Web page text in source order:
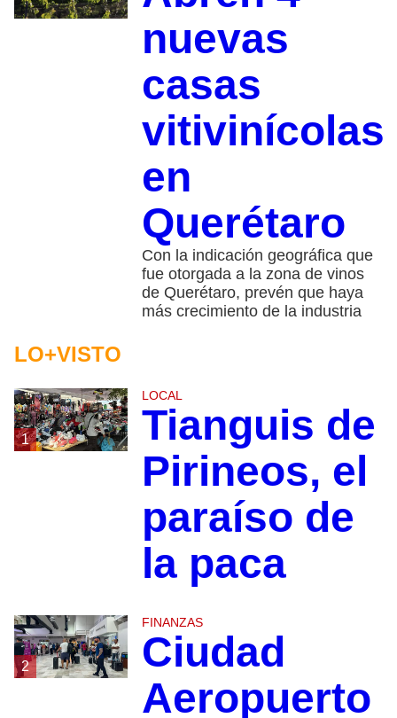
nuevas
casas
vitivinícolas
en
Querétaro
Con la indicación geográfica que
fue otorgada a la zona de vinos
de Querétaro, prevén que haya
más crecimiento de la industria
LO+VISTO
1
LOCAL
Tianguis de
Pirineos, el
paraíso de
la paca
2
FINANZAS
Ciudad
Aeropuerto